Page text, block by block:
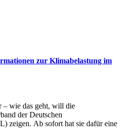
zur Klimabelastung im
wie das geht, will die
der Deutschen
zeigen. Ab sofort hat sie dafür eine